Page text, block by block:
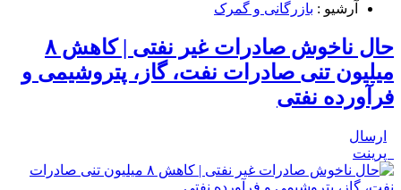
آرشیو : بازرگانی و گمرک
حال ناخوش صادرات غیر نفتی | کاهش ۸
میلیون تنی صادرات نفت، گاز، پتروشیمی و
فرآورده نفتی
ارسال
پرینت